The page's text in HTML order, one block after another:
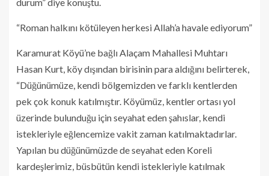
durum” diye konuştu.
“Roman halkını kötüleyen herkesi Allah’a havale ediyorum”
Karamurat Köyü’ne bağlı Alaçam Mahallesi Muhtarı
Hasan Kurt, köy dışından birisinin para aldığını belirterek,
“Düğünümüze, kendi bölgemizden ve farklı kentlerden
pek çok konuk katılmıştır. Köyümüz, kentler ortası yol
üzerinde bulunduğu için seyahat eden şahıslar, kendi
istekleriyle eğlencemize vakit zaman katılmaktadırlar.
Yapılan bu düğünümüzde de seyahat eden Koreli
kardeşlerimiz, büsbütün kendi istekleriyle katılmak